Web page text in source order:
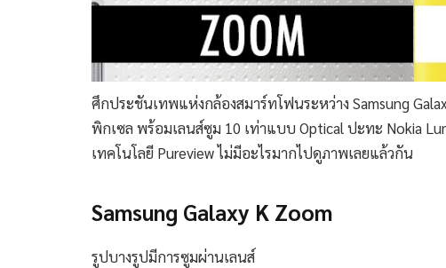
ศึกประชันเทพแห่งกล้องสมาร์ทโฟนระหว่าง Samsung
พิกเซล พร้อมเลนส์ซูม 10 เท่าแบบ Optical ปะทะ Nokia
เทคโนโลยี Pureview ไม่มีอะไรมากไปดูภาพเลยแล้วกัน
Samsung Galaxy K Zoom
รูปบางรูปมีการซูมผ่านเลนส์